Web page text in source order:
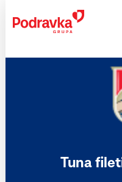
content
Tuna